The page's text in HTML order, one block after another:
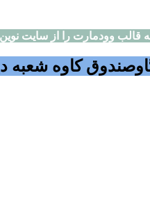
قالب وودمارت را از سایت
کاوه شعبه